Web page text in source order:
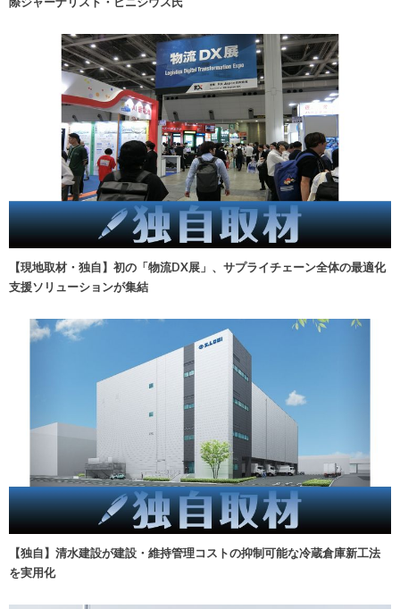
【現地取材・独自】初の「物流DX展」、サプライチェーン全体の最適化
支援ソリューションが集結
【独自】清水建設が建設・維持管理コストの抑制可能な冷蔵倉庫新工法
を実用化